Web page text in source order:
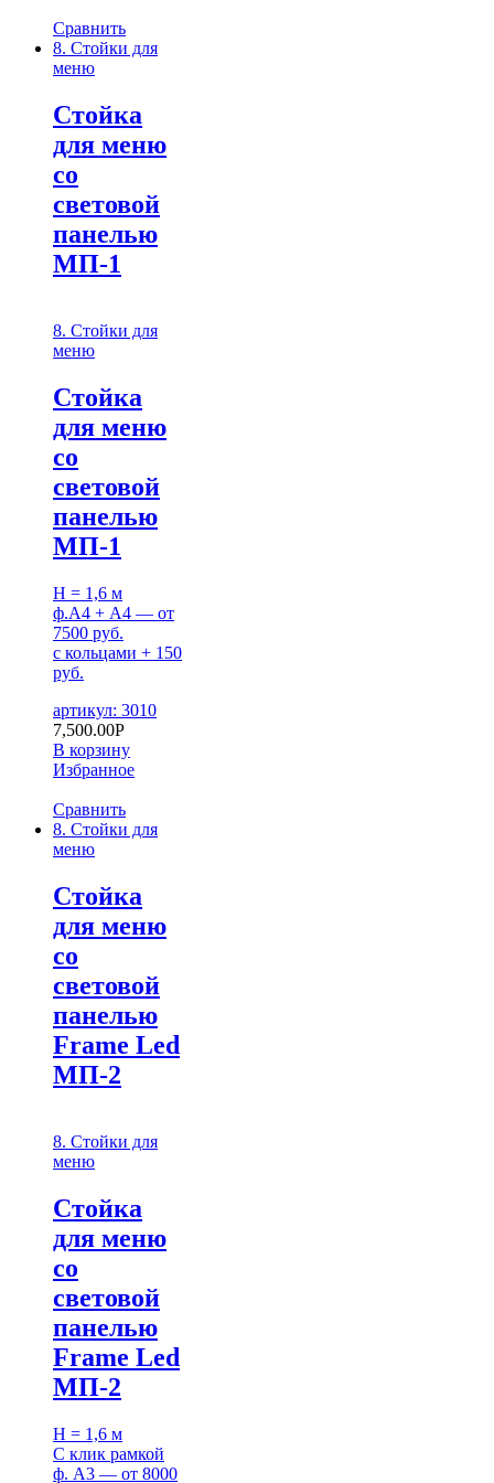
Сравнить
8. Стойки для
меню
Стойка
для меню
со
световой
панелью
МП-1
8. Стойки для
меню
Стойка
для меню
со
световой
панелью
МП-1
H = 1,6 м
ф.А4 + А4 — от
7500 руб.
с кольцами + 150
руб.
артикул: 3010
7,500.00Р
В корзину
Избранное
Сравнить
8. Стойки для
меню
Стойка
для меню
со
световой
панелью
Frame Led
МП-2
8. Стойки для
меню
Стойка
для меню
со
световой
панелью
Frame Led
МП-2
H = 1,6 м
С клик рамкой
ф. A3 — от 8000